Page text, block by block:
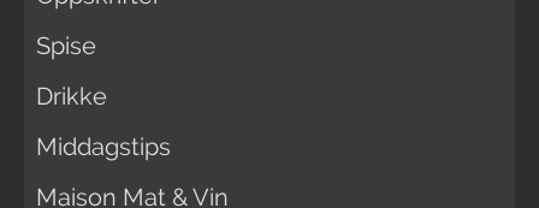
Spise
Drikke
Middagstips
Maison Mat & Vin